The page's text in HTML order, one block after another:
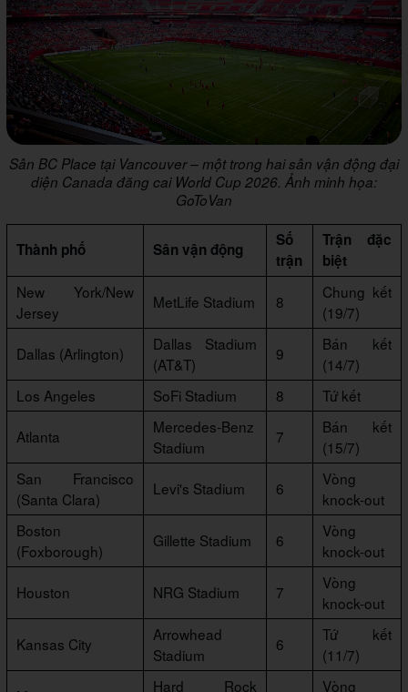
Sân BC Place tại Vancouver – một trong hai sân vận động đại
diện Canada đăng cai World Cup 2026. Ảnh minh họa:
GoToVan
Thành phố Sân vận động
Số
trận
Trận đặc
biệt
New York/New
Jersey
MetLife Stadium 8
Chung kết
(19/7)
Dallas (Arlington)
Dallas Stadium
(AT&T)
9
Bán kết
(14/7)
Los Angeles
SoFi Stadium 8 Tứ kết
Atlanta
Mercedes-Benz
Stadium
7
Bán kết
(15/7)
San Francisco
(Santa Clara)
Levi's Stadium 6
Vòng
knock-out
Boston
(Foxborough)
Gillette Stadium 6
Vòng
knock-out
Houston NRG Stadium 7
Vòng
knock-out
Kansas City
Arrowhead
Stadium
6
Tứ kết
(11/7)
Hard Rock
Vòng